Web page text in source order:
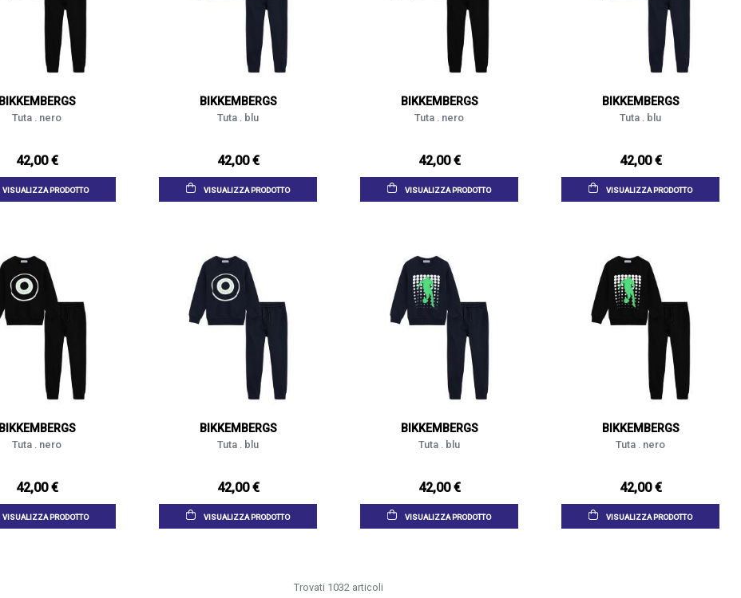
BIKKEMBERGS
Tuta . nero
42,00 €
VISUALIZZA PRODOTTO
BIKKEMBERGS
Tuta . blu
42,00 €
VISUALIZZA PRODOTTO
BIKKEMBERGS
Tuta . nero
42,00 €
VISUALIZZA PRODOTTO
BIKKEMBERGS
Tuta . blu
42,00 €
VISUALIZZA PRODOTTO
BIKKEMBERGS
Tuta . nero
42,00 €
VISUALIZZA PRODOTTO
BIKKEMBERGS
Tuta . blu
42,00 €
VISUALIZZA PRODOTTO
BIKKEMBERGS
Tuta . blu
42,00 €
VISUALIZZA PRODOTTO
BIKKEMBERGS
Tuta . nero
42,00 €
VISUALIZZA PRODOTTO
Trovati 1032 articoli